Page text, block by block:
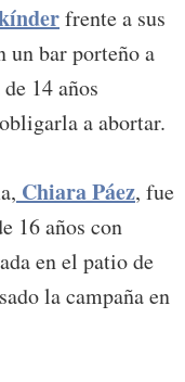
frente a sus
un bar porteño a
14 años
a abortar.
Chiara Páez, fue
16 años con
en el patio de
la campaña en